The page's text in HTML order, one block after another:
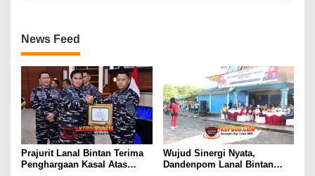
News Feed
Prajurit Lanal Bintan Terima
Penghargaan Kasal Atas
Wujud Sinergi Nyata,
Dandenpom Lanal Bintan